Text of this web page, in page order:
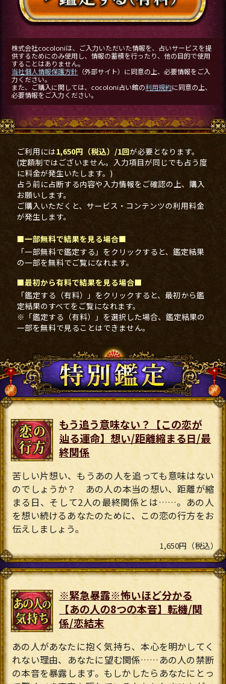
株式会社cocoloniは、ご入力いただいた情報を、占いサービスを提
供するためにのみ使用し、情報の蓄積を行ったり、他の目的で使用
することはありません。
当社個人情報保護方針 （外部サイト）に同意の上、必要情報をご入
力ください。
また、ご購入に関しては、cocoloni占い館の利用規約に同意の上、
必要情報をご入力ください。
ご利用には1,650円（税込）/1回が必要となります。
(定額制ではございません。入力項目が同じでも占う度
に料金が発生いたします。)
占う前に占断する内容や入力情報をご確認の上、購入
お願いします。
ご購入いただくと、サービス・コンテンツの利用料金
が発生します。
■一部無料で結果を見る場合■
「一部無料で鑑定する」をクリックすると、鑑定結果
の一部を無料でご覧になれます。
■最初から有料で結果を見る場合■
「鑑定する（有料）」をクリックすると、最初から鑑
定結果のすべてをご覧になれます。
※「鑑定する（有料）」を選択した場合、鑑定結果の
一部を無料で見ることはできません。
もう追う意味ない？【この恋が
辿る運命】想い/距離縮まる日/最
終関係
苦しい片想い、もうあの人を追っても意味はない
のでしょうか？ あの人の本当の想い、距離が縮
まる日、そして2人の最終関係とは……。あの人
を想い続けるあなたのために、この恋の行方をお
伝えしましょう。
1,650円（税込）
※緊急暴露※怖いほど分かる
【あの人の8つの本音】転機/関
係/恋結末
あの人があなたに抱く気持ち、本心を明かしてく
れない理由、あなたに望む関係……あの人の禁断
の本音を暴露します。もしかしたらあなたにとっ